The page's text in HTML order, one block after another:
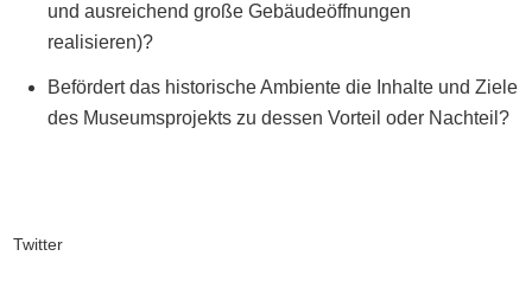
und aus­re­ichend große Gebäudeöff­nun­gen
realisieren)?
Befördert das his­torische Ambi­ente die Inhalte und Ziele
des Muse­um­spro­jek­ts zu dessen Vorteil oder Nachteil?
Twitter